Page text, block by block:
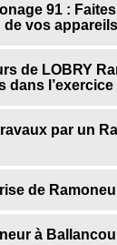
91 :
vos
de LOBRY
dans
par un
de
à